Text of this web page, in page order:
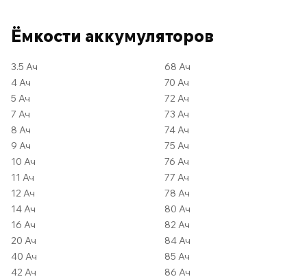
Ёмкости аккумуляторов
3.5 Ач
4 Ач
5 Ач
7 Ач
8 Ач
9 Ач
10 Ач
11 Ач
12 Ач
14 Ач
16 Ач
20 Ач
40 Ач
42 Ач
68 Ач
70 Ач
72 Ач
73 Ач
74 Ач
75 Ач
76 Ач
77 Ач
78 Ач
80 Ач
82 Ач
84 Ач
85 Ач
86 Ач